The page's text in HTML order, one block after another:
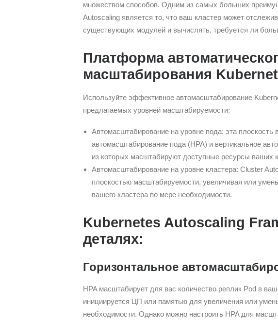
множеством способов. Одним из самых больших
Autoscaling является то, что ваш кластер может
существующих модулей и вычислять, требуется ли
Платформа
масштабирования
Используйте эффективное автомасштабирование
предлагаемых уровней масштабируемости:
Автомасштабирование на уровне пода: эта плоскость
автомасштабирование пода (HPA) и вертикальное
из которых масштабируют доступные ресурсы ваших
Автомасштабирование на уровне кластера: Cluster
плоскостью масштабируемости, увеличивая или
вашего кластера по мере необходимости.
Kubernetes Autoscaling
деталях:
Горизонтальное
HPA масштабирует для вас количество реплик Pod в
инициируется ЦП или памятью для увеличения или
необходимости. Однако можно настроить HPA для